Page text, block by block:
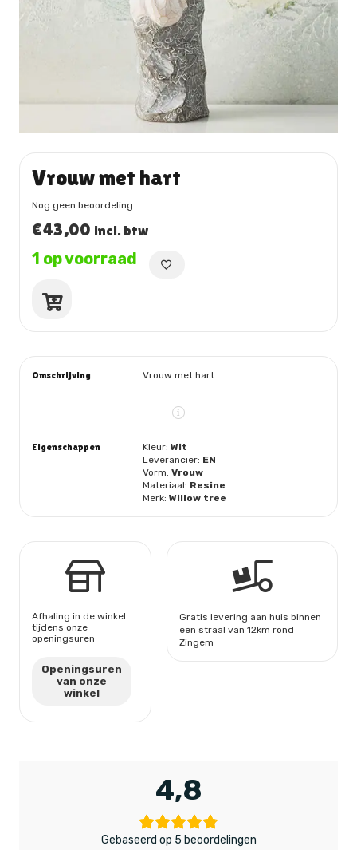
Vrouw met hart
Nog geen beoordeling
€43,00 incl. btw
1 op voorraad
Vrouw
Omschrijving Vrouw met hart
Eigenschappen Kleur:Wit
Leverancier: EN
Vorm:Vrouw
Materiaal: Resine
Merk:Willow tree
Afhaling in de winkel
tijdens onze
openingsuren
Openingsuren
van onze
winkel
Gratis levering aan huis binnen
een straal van 12km rond
Zingem
4,8
Gebaseerd op 5 beoordelingen